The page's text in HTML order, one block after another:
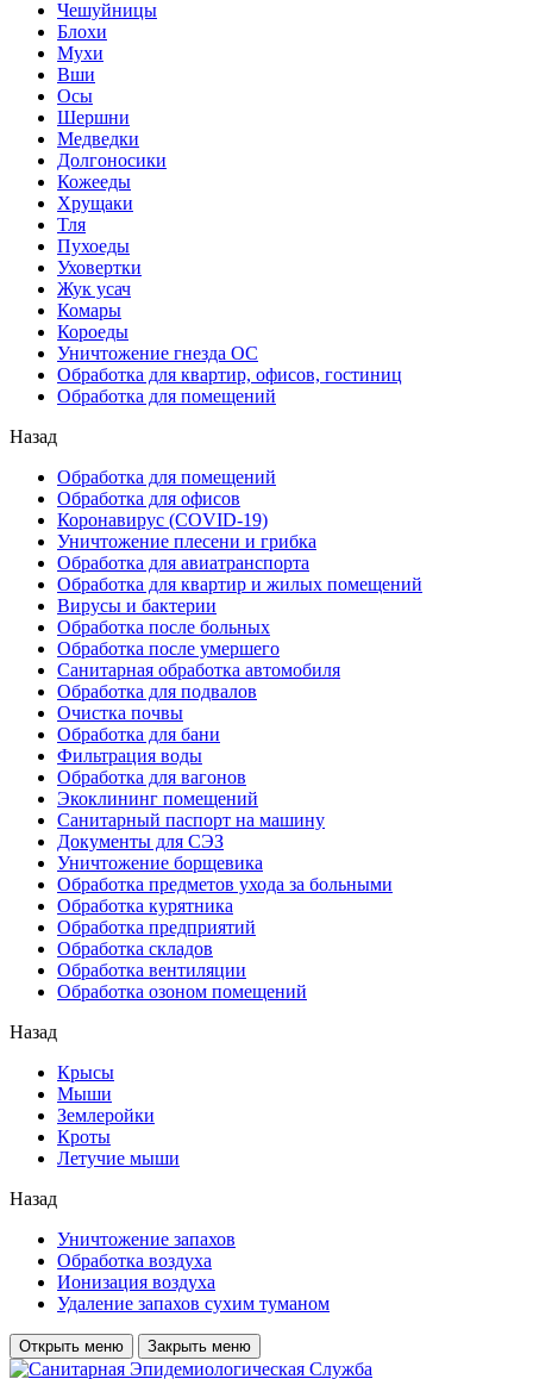
Чешуйницы
Блохи
Мухи
Вши
Осы
Шершни
Медведки
Долгоносики
Кожееды
Хрущаки
Тля
Пухоеды
Уховертки
Жук усач
Комары
Короеды
Уничтожение гнезда ОС
Обработка для квартир, офисов, гостиниц
Обработка для помещений
Назад
Обработка для помещений
Обработка для офисов
Коронавирус (COVID-19)
Уничтожение плесени и грибка
Обработка для авиатранспорта
Обработка для квартир и жилых помещений
Вирусы и бактерии
Обработка после больных
Обработка после умершего
Санитарная обработка автомобиля
Обработка для подвалов
Очистка почвы
Обработка для бани
Фильтрация воды
Обработка для вагонов
Экоклининг помещений
Санитарный паспорт на машину
Документы для СЭЗ
Уничтожение борщевика
Обработка предметов ухода за больными
Обработка курятника
Обработка предприятий
Обработка складов
Обработка вентиляции
Обработка озоном помещений
Назад
Крысы
Мыши
Землеройки
Кроты
Летучие мыши
Назад
Уничтожение запахов
Обработка воздуха
Ионизация воздуха
Удаление запахов сухим туманом
Открыть меню Закрыть меню